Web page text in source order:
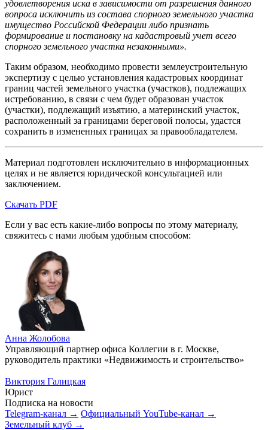
удовлетворения иска в зависимости от разрешения данного
вопроса исключить из состава спорного земельного участка
имущество Российской Федерации либо признать
формирование и постановку на кадастровый учет всего
спорного земельного участка незаконными».
Таким образом, необходимо провести землеустроительную
экспертизу с целью установления кадастровых координат
границ частей земельного участка (участков), подлежащих
истребованию, в связи с чем будет образован участок
(участки), подлежащий изъятию, а материнский участок,
расположенный за границами береговой полосы, удастся
сохранить в измененных границах за правообладателем.
Материал подготовлен исключительно в информационных
целях и не является юридической консультацией или
заключением.
Скачать PDF
Если у вас есть какие-либо вопросы по этому материалу,
свяжитесь с нами любым удобным способом:
Анна Жолобова
Управляющий партнер офиса Коллегии в г. Москве,
руководитель практики «Недвижимость и строительство»
Виктория Галицкая
Юрист
Подписка на новости
Telegram-канал → Официальный YouTube-канал →
Земельный клуб →